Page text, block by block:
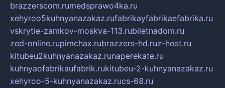
brazzerscom.rumedsprawo4ka.ru
xehyroo5kuhnyanazakaz.rufabrikayfabrikaefabrika.ru
vskrytie-zamkov-moskva-113.rubiletnadom.ru
zed-online.rupimchax.rubrazzers-hd.ruz-host.ru
kitubeu2kuhnyanazakaz.runaperekate.ru
kuhnyaofabrikaufabrik.rukitubeu-2-kuhnyanazakaz.ru
xehyroo-5-kuhnyanazakaz.rucs-68.ru